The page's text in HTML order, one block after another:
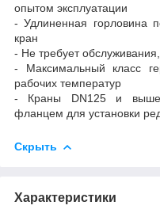
опытом эксплуатации
- Удлиненная горловина
кран
- Не требует
- Максимальный класс
рабочих температур
- Краны DN125 и выше
фланцем для установки
Скрыть
Характеристики